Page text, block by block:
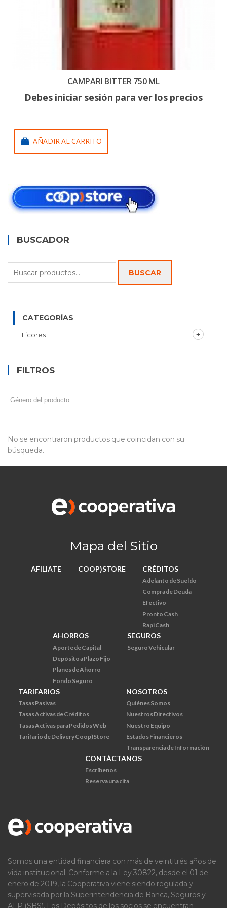
CAMPARI BITTER 750 ML
Debes iniciar sesión para ver los precios
AÑADIR AL CARRITO
No se encontraron productos que coincidan con su
búsqueda.
BUSCADOR
Buscar
por:
BUSCAR
CATEGORÍAS
Licores
FILTROS
Mapa del Sitio
AFILIATE COOP)STORE CRÉDITOS
Adelanto de Sueldo
Compra de Deuda
Efectivo
Pronto Cash
Rapi Cash
AHORROS
Aporte de Capital
Depósito a Plazo Fijo
Planes de Ahorro
Fondo Seguro
SEGUROS
Seguro Vehicular
TARIFARIOS
Tasas Pasivas
Tasas Activas de Créditos
Tasas Activas para Pedidos Web
Tarifario de Delivery Coop)Store
NOSOTROS
Quiénes Somos
Nuestros Directivos
Nuestro Equipo
Estados Financieros
Transparencia de Información
CONTÁCTANOS
Escríbenos
Reserva una cita
Somos una entidad financiera con más de veintitrés años de
vida institucional. Conforme a la Ley 30822, desde el 01 de
enero de 2019, la Cooperativa viene siendo regulada y
supervisada por la Superintendencia de Banca, Seguros y
AFP (SBS). Los Depósitos de los socios se encuentran